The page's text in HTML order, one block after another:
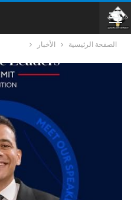
الصفحة الرئيسية الأخبار